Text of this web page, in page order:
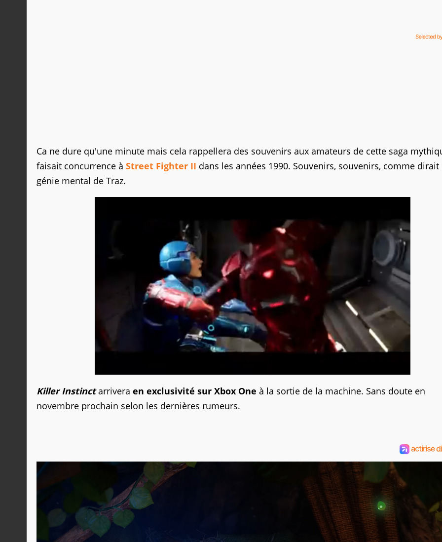
Ca ne dure qu'une minute mais cela rappellera des souvenirs aux amateurs de cette saga
faisait concurrence à Street Fighter II dans les années 1990. Souvenirs, souvenirs, comme dirait
génie mental de Traz.
Killer Instinctarrivera en exclusivité sur Xbox One à la sortie de la machine. Sans doute en
novembre prochain selon les dernières rumeurs.